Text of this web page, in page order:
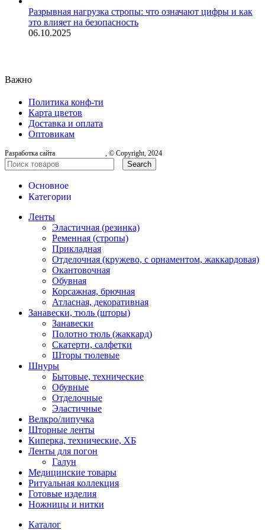
Разрывная нагрузка стропы: что означают цифры и как
это влияет на безопасность
06.10.2025
Важно
Политика конф-ти
Карта цветов
Доставка и оплата
Оптовикам
Разработка сайта , © Copyright, 2024
Search
Основное
Категории
Ленты
Эластичная (резинка)
Ременная (стропы)
Прикладная
Отделочная (кружево, с орнаментом, жаккардовая)
Окантовочная
Обувная
Корсажная, брючная
Атласная, декоративная
Занавески, тюль (шторы)
Занавески
Полотно тюль (жаккард)
Скатерти, салфетки
Шторы тюлевые
Шнуры
Бытовые, технические
Обувные
Отделочные
Эластичные
Велкро/липучка
Шторные ленты
Киперка, технические, ХБ
Ленты для погон
Галун
Медицинские товары
Ритуальная коллекция
Готовые изделия
Ножницы и нитки
Каталог